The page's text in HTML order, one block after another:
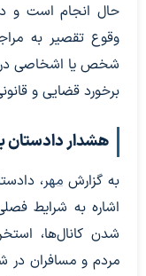
حال انجام است و
وقوع تقصیر به
شخص یا اشخاصی در
برخورد قضایی و
هشدار دادستان
به گزارش مهر،
اشاره به شرایط
شدن کانال‌ها،
مردم و مسافران در